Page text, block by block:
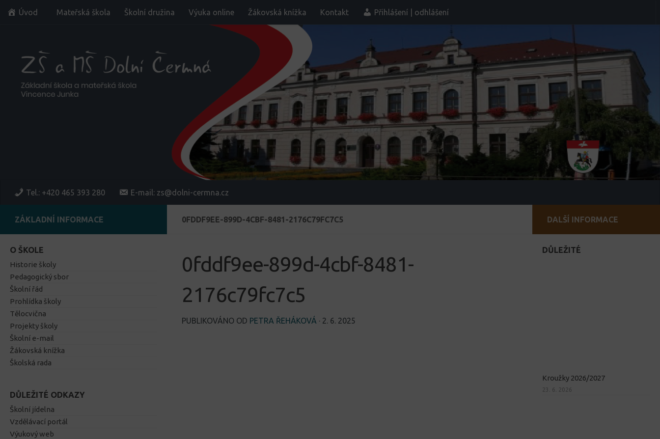
Skip to content
Úvod Mateřská škola Školní družina Výuka online Žákovská knížka Kontakt Přihlášení | odhlášení
Tel.: +420 465 393 280 E-mail: zs@dolni-cermna.cz
0FDDF9EE-899D-4CBF-8481-2176C79FC7C5
0fddf9ee-899d-4cbf-8481-
2176c79fc7c5
PUBLIKOVÁNO OD PETRA ŘEHÁKOVÁ · 2. 6. 2025
ZÁKLADNÍ INFORMACE
O ŠKOLE
Historie školy
Pedagogický sbor
Školní řád
Prohlídka školy
Tělocvična
Projekty školy
Školní e-mail
Žákovská knížka
Školská rada
DŮLEŽITÉ ODKAZY
Školní jídelna
Vzdělávací portál
Výukový web
DALŠÍ INFORMACE
DŮLEŽITÉ
Kroužky 2026/2027
23. 6. 2026